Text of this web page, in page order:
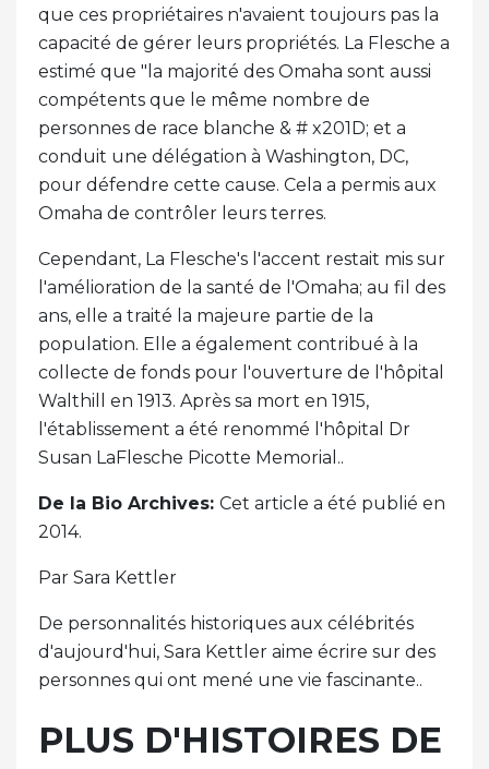
que ces propriétaires n'avaient toujours pas la
capacité de gérer leurs propriétés. La Flesche a
estimé que "la majorité des Omaha sont aussi
compétents que le même nombre de
personnes de race blanche & # x201D; et a
conduit une délégation à Washington, DC,
pour défendre cette cause. Cela a permis aux
Omaha de contrôler leurs terres.
Cependant, La Flesche's l'accent restait mis sur
l'amélioration de la santé de l'Omaha; au fil des
ans, elle a traité la majeure partie de la
population. Elle a également contribué à la
collecte de fonds pour l'ouverture de l'hôpital
Walthill en 1913. Après sa mort en 1915,
l'établissement a été renommé l'hôpital Dr
Susan LaFlesche Picotte Memorial..
De la Bio Archives: Cet article a été publié en
2014.
Par Sara Kettler
De personnalités historiques aux célébrités
d'aujourd'hui, Sara Kettler aime écrire sur des
personnes qui ont mené une vie fascinante..
PLUS D'HISTOIRES DE